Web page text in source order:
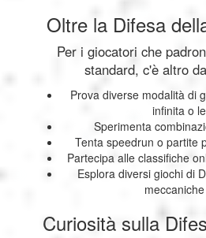
Oltre la Difesa
Per i giocatori che
standard, c'è altro
Prova diverse modalità di
infinita o
Sperimenta
Tenta speedrun o partite
Partecipa alle classifiche
Esplora diversi giochi di
Curiosità sulla